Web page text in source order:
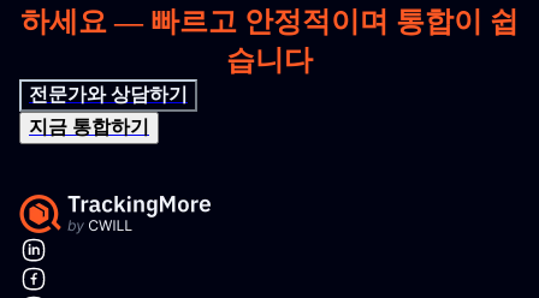
하세요 — 빠르고 안정적이며 통합이 쉽
습니다
전문가와 상담하기
지금 통합하기